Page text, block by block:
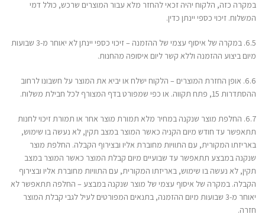
במקרה כזה, הלקוח יהיה זכאי להחזר מלא עבור המוצרים שרכש, כולל דמי
המשלוח. זיכוי כספי יינתן כדין.
6.5. במקרה של איסוף עצמי של ההזמנה – זיכוי כספי יינתן לא יאוחר מ-3 שבועות
מיום ביצוע ההזמנה וללא קשר ליום איסופה מהחנות.
6.6. אופן החזרת המוצרים – הלקוח ישלח או יביא את המוצר על חשבונו לרחוב
ההסתדרות 15, פתח תקווה. או כפי שמפורט בדף המצורף לכל חבילת משלוח.
6.7. החלפת מוצר שנקנה במחיר מלא תמורת מוצר אחר או תמורת זיכוי לחנות
תתאפשר עד חודש מיום הקניה כאשר המוצר במצב תקין, לא נעשה בו שימוש,
באריזתו המקורית, עם התוויות מחוברת אליו ובצירוף הקבלה. החלפת מוצר
שנקנה במבצע תתאפשר עד שבועיים מיום קבלת המוצר כאשר המוצר במצב
תקין, לא נעשה בו שימוש, באריזתו המקורית, עם התוויות מחוברת אליו ובצירוף
הקבלה. במקרה של איסוף עצמי של מוצר שנקנה במבצע – החלפה תתאפשר לא
יאוחר מ-3 שבועות מיום ההזמנה, בתנאים המפורטים לעיל לגבי קבלת המוצר
חזרה.